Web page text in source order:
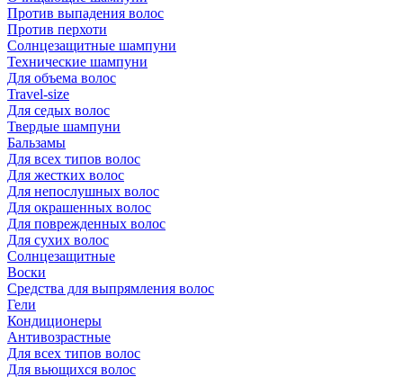
Против выпадения волос
Против перхоти
Солнцезащитные шампуни
Технические шампуни
Для объема волос
Travel-size
Для седых волос
Твердые шампуни
Бальзамы
Для всех типов волос
Для жестких волос
Для непослушных волос
Для окрашенных волос
Для поврежденных волос
Для сухих волос
Солнцезащитные
Воски
Средства для выпрямления волос
Гели
Кондиционеры
Антивозрастные
Для всех типов волос
Для вьющихся волос